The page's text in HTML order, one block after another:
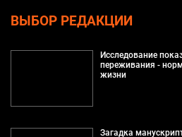
ВЫБОР РЕДАКЦИИ
Исследование
переживания -
жизни
Загадка